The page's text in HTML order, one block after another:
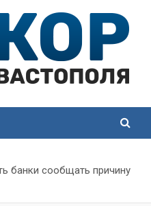
банки сообщать причину